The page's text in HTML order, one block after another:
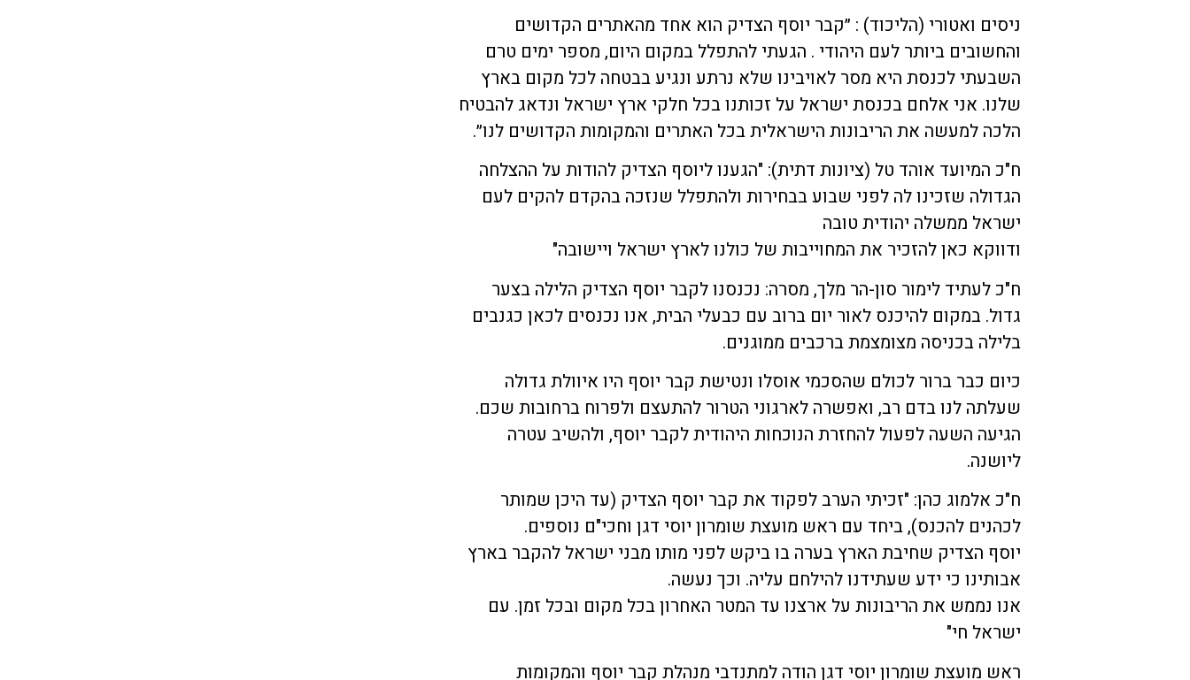
ניסים ואטורי (הליכוד) : ״קבר יוסף הצדיק הוא אחד מהאתרים הקדושים
והחשובים ביותר לעם היהודי . הגעתי להתפלל במקום היום, מספר ימים טרם
השבעתי לכנסת היא מסר לאויבינו שלא נרתע ונגיע בבטחה לכל מקום בארץ
שלנו. אני אלחם בכנסת ישראל על זכותנו בכל חלקי ארץ ישראל ונדאג להבטיח
הלכה למעשה את הריבונות הישראלית בכל האתרים והמקומות הקדושים לנו״.
ח"כ המיועד אוהד טל (ציונות דתית): "הגענו ליוסף הצדיק להודות על ההצלחה
הגדולה שזכינו לה לפני שבוע בבחירות ולהתפלל שנזכה בהקדם להקים לעם
ישראל ממשלה יהודית טובה
ודווקא כאן להזכיר את המחוייבות של כולנו לארץ ישראל ויישובה"
ח"כ לעתיד לימור סון-הר מלך, מסרה: נכנסנו לקבר יוסף הצדיק הלילה בצער
גדול. במקום להיכנס לאור יום ברוב עם כבעלי הבית, אנו נכנסים לכאן כגנבים
בלילה בכניסה מצומצמת ברכבים ממוגנים.
כיום כבר ברור לכולם שהסכמי אוסלו ונטישת קבר יוסף היו איוולת גדולה
שעלתה לנו בדם רב, ואפשרה לארגוני הטרור להתעצם ולפרוח ברחובות שכם.
הגיעה השעה לפעול להחזרת הנוכחות היהודית לקבר יוסף, ולהשיב עטרה
ליושנה.
ח"כ אלמוג כהן: "זכיתי הערב לפקוד את קבר יוסף הצדיק (עד היכן שמותר
לכהנים להכנס), ביחד עם ראש מועצת שומרון יוסי דגן וחכי"ם נוספים.
יוסף הצדיק שחיבת הארץ בערה בו ביקש לפני מותו מבני ישראל להקבר בארץ
אבותינו כי ידע שעתידנו להילחם עליה. וכך נעשה.
אנו נממש את הריבונות על ארצנו עד המטר האחרון בכל מקום ובכל זמן. עם
ישראל חי"
ראש מועצת שומרון יוסי דגן הודה למתנדבי מנהלת קבר יוסף והמקומות